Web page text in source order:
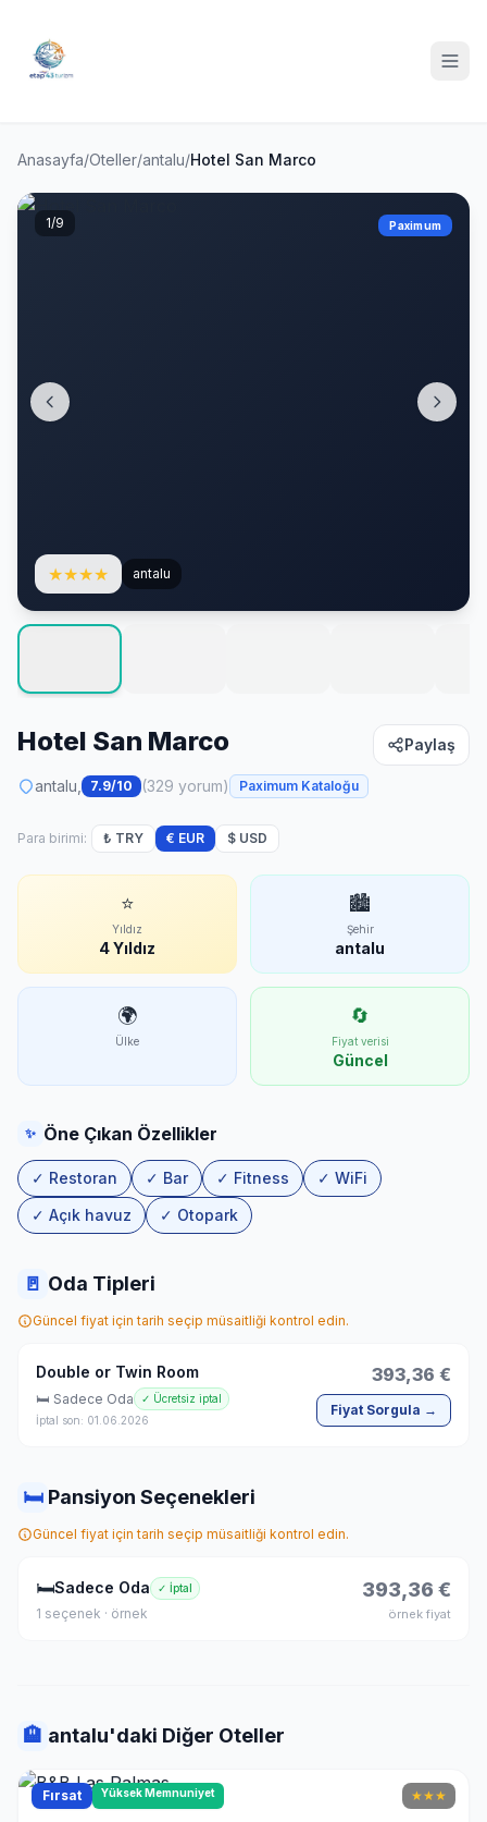
Anasayfa/Oteller/antalu/Hotel San Marco
★★★★ antalu
Paximum
1/9
Hotel San Marco Paylaş
antalu, 7.9/10 (329 yorum) Paximum Kataloğu
Para birimi: ₺ TRY € EUR $ USD
⭐
Yıldız
4 Yıldız
🏙
Şehir
antalu
🌍
Ülke
🔄
Fiyat verisi
Güncel
✨ Öne Çıkan Özellikler
✓ Restoran ✓ Bar ✓ Fitness
✓ WiFi
✓ Açık havuz
✓ Otopark
🚪 Oda Tipleri
Güncel fiyat için tarih seçip müsaitliği kontrol edin.
Double or Twin Room
🛏 Sadece Oda
✓ Ücretsiz iptal
İptal son: 01.06.2026
393,36 €
Fiyat Sorgula →
🛏 Pansiyon Seçenekleri
Güncel fiyat için tarih seçip müsaitliği kontrol edin.
🛏Sadece Oda ✓ İptal
1 seçenek · örnek
393,36 €
örnek fiyat
🏨 antalu'daki Diğer Oteller
Fırsat Yüksek Memnuniyet ★★★